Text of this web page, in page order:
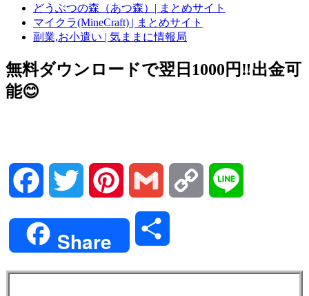
どうぶつの森（あつ森）| まとめサイト
マイクラ(MineCraft) | まとめサイト
副業,お小遣い | 気ままに情報局
無料ダウンロードで翌日1000円‼️出金可
能😊
Facebook Twitter Pinterest Gmail Copy
Share